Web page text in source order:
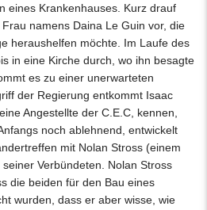
eines Krankenhauses. Kurz drauf
namens Daina Le Guin vor, die
heraushelfen möchte. Im Laufe des
in eine Kirche durch, wo ihn besagte
es zu einer unerwarteten
der Regierung entkommt Isaac
Angestellte der C.E.C, kennen,
noch ablehnend, entwickelt
mit Nolan Stross (einem
Verbündeten. Nolan Stross
die beiden für den Bau eines
wurden, dass er aber wisse, wie